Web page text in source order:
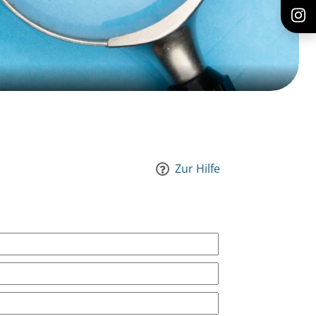
Zur Hilfe